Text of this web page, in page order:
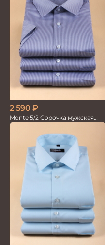
2 590 ₽
Monte 5/2 Сорочка мужская
кор.рукав